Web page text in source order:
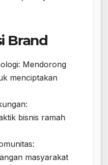
Brand
Mendorong
menciptakan
bisnis ramah
masyarakat